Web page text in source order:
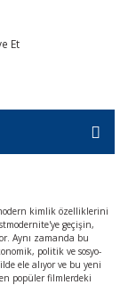
Et
kimlik özelliklerini
geçişin,
Aynı zamanda bu
politik ve sosyo-
ele alıyor ve bu yeni
popüler filmlerdeki